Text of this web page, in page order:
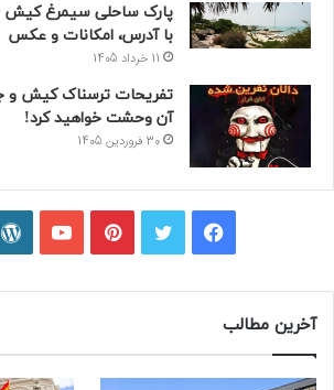
پارک ساحلی سیمرغ کیش |
با آدرس، امکانات و عکس
11 خرداد 1405
تفریحات ترسناک کیش و
آن وحشت خواهید کرد!
30 فروردین 1405
فیسبوکتوییترپینتریستیوتیوب
آخرین مطالب